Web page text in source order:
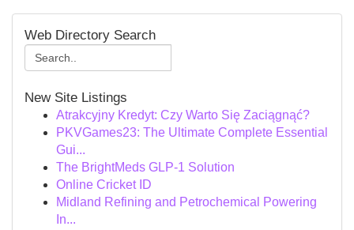
Web Directory Search
New Site Listings
Atrakcyjny Kredyt: Czy Warto Się Zaciągnąć?
PKVGames23: The Ultimate Complete Essential
Gui...
The BrightMeds GLP-1 Solution
Online Cricket ID
Midland Refining and Petrochemical Powering
In...